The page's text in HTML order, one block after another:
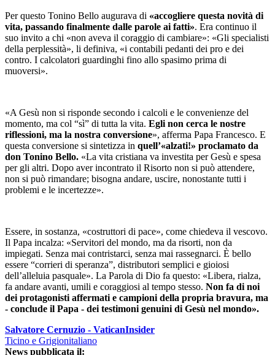
Per questo Tonino Bello augurava di «accogliere questa novità di
vita, passando finalmente dalle parole ai fatti». Era continuo il
suo invito a chi «non aveva il coraggio di cambiare»: «Gli specialisti
della perplessità», li definiva, «i contabili pedanti dei pro e dei
contro. I calcolatori guardinghi fino allo spasimo prima di
muoversi».
«A Gesù non si risponde secondo i calcoli e le convenienze del
momento, ma col “sì” di tutta la vita. Egli non cerca le nostre
riflessioni, ma la nostra conversione», afferma Papa Francesco. E
questa conversione si sintetizza in quell’«alzati!» proclamato da
don Tonino Bello. «La vita cristiana va investita per Gesù e spesa
per gli altri. Dopo aver incontrato il Risorto non si può attendere,
non si può rimandare; bisogna andare, uscire, nonostante tutti i
problemi e le incertezze».
Essere, in sostanza, «costruttori di pace», come chiedeva il vescovo.
Il Papa incalza: «Servitori del mondo, ma da risorti, non da
impiegati. Senza mai contristarci, senza mai rassegnarci. È bello
essere “corrieri di speranza”, distributori semplici e gioiosi
dell’alleluia pasquale». La Parola di Dio fa questo: «Libera, rialza,
fa andare avanti, umili e coraggiosi al tempo stesso. Non fa di noi
dei protagonisti affermati e campioni della propria bravura, ma
- conclude il Papa - dei testimoni genuini di Gesù nel mondo».
Salvatore Cernuzio - VaticanInsider
Ticino e Grigionitaliano
News pubblicata il: